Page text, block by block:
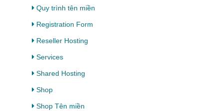
Quy trình tên miền
Registration Form
Reseller Hosting
Services
Shared Hosting
Shop
Shop Tên miền